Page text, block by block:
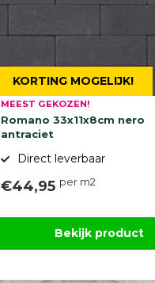
KORTING MOGELIJK!
MEEST GEKOZEN!
Romano 33x11x8cm nero
antraciet
Direct leverbaar
€44,95 per m2
Bekijk product